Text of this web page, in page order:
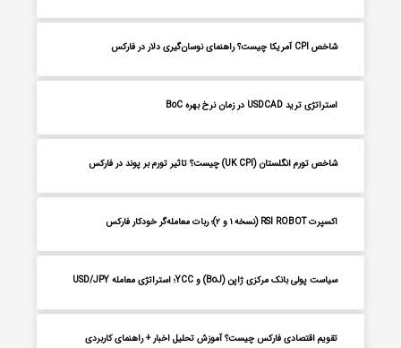
شاخص CPI آمریکا چیست؟ راهنمای نوسان‌گیری دلار در فارکس
استراتژی ترید USDCAD در زمان نرخ بهره BoC
شاخص تورم انگلستان (UK CPI) چیست؟ تاثیر تورم بر پوند در فارکس
اکسپرت RSI ROBOT (نسخه ۱ و ۲)؛ ربات معامله‌گر خودکار فارکس
سیاست پولی بانک مرکزی ژاپن (BoJ) و YCC؛ استراتژی معامله USD/JPY
تقویم اقتصادی فارکس چیست؟ آموزش تحلیل اخبار + راهنمای کاربردی